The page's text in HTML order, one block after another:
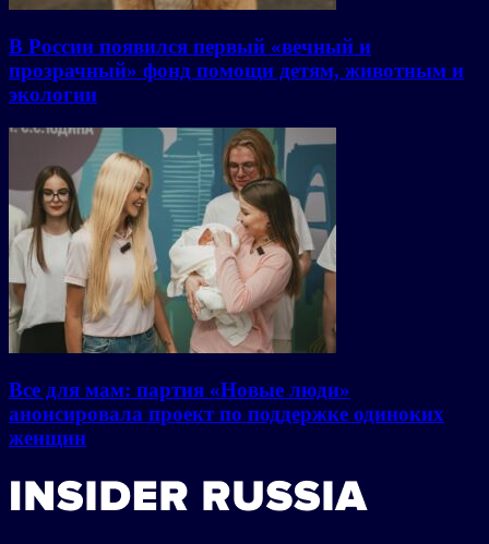
В России появился первый «вечный и
прозрачный» фонд помощи детям, животным и
экологии
Все для мам: партия «Новые люди»
анонсировала проект по поддержке одиноких
женщин